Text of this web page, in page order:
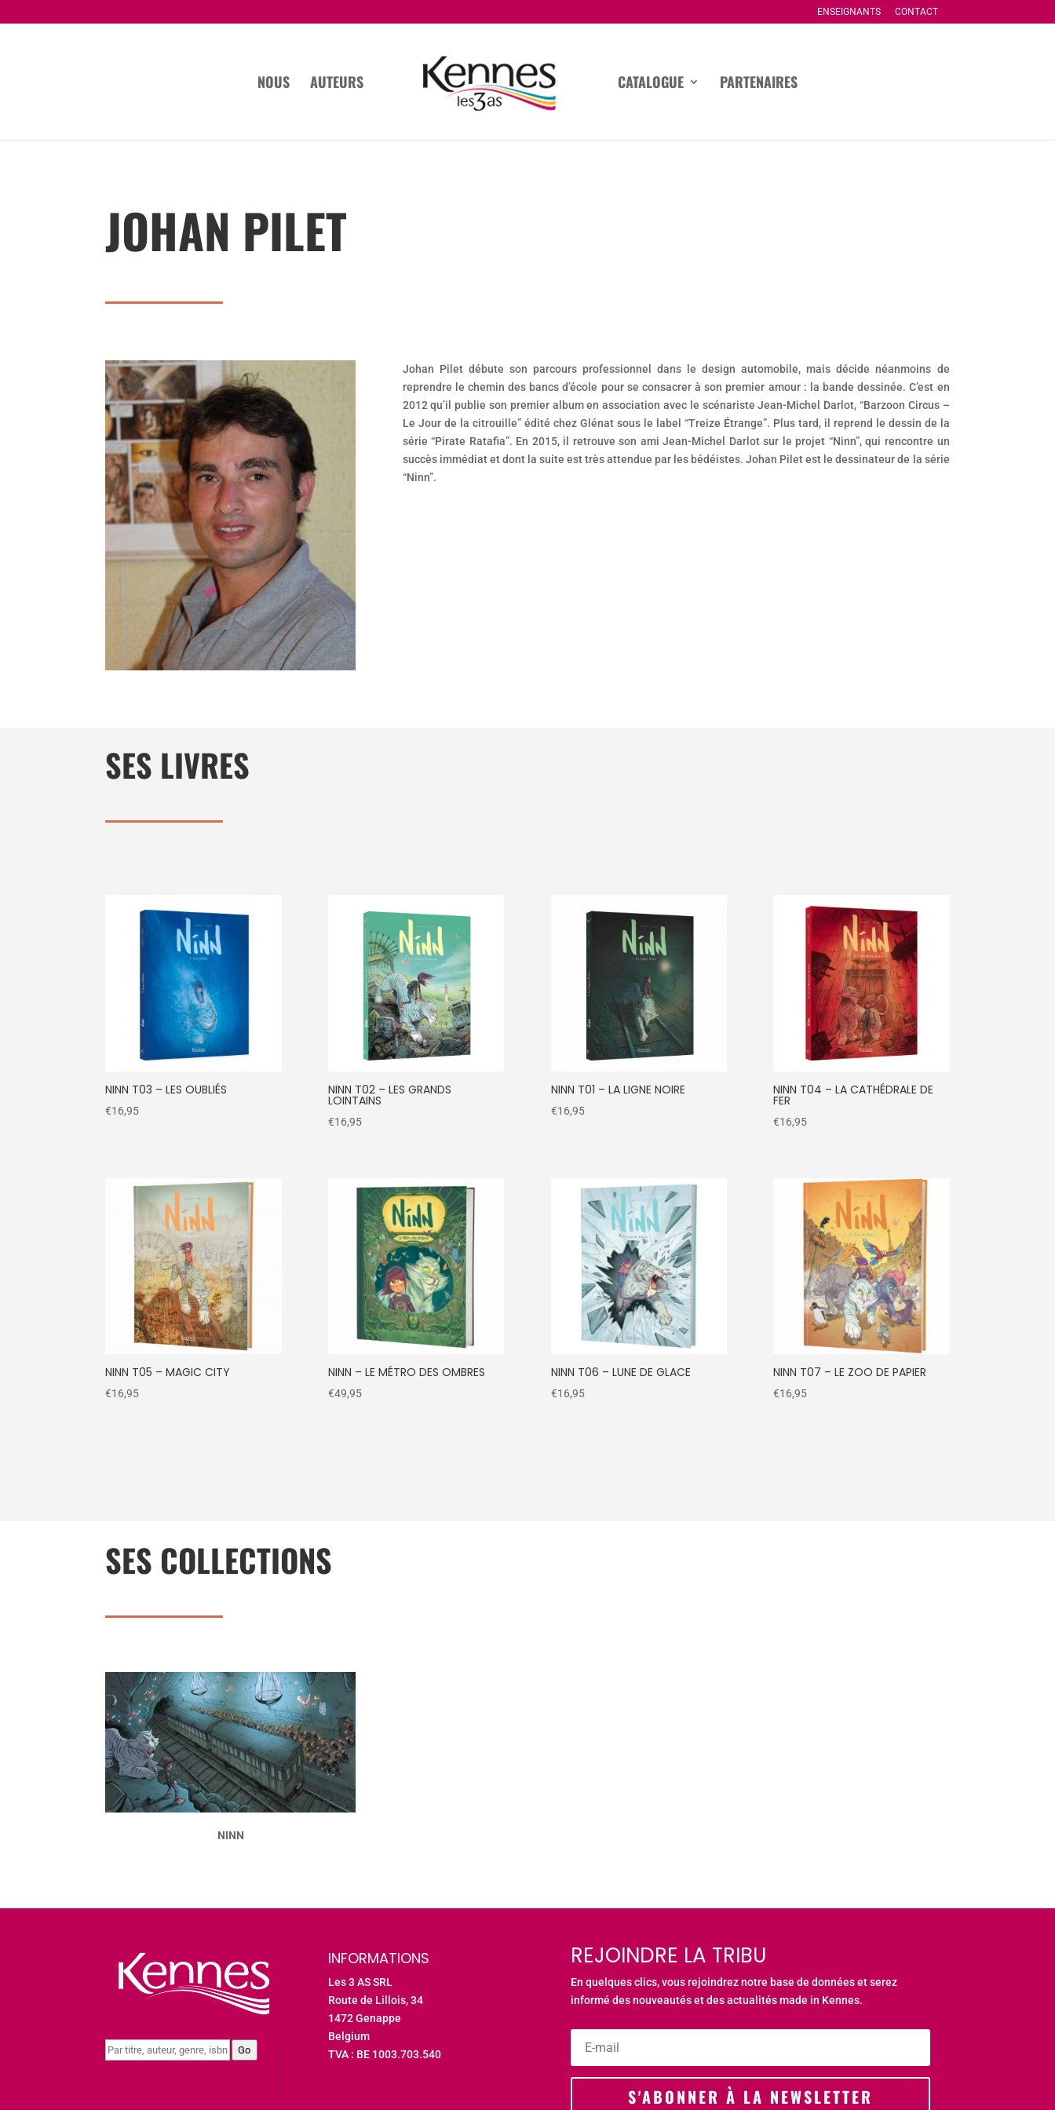
ENSEIGNANTS CONTACT
NOUS AUTEURS CATALOGUE PARTENAIRES
JOHAN PILET
Johan Pilet débute son parcours professionnel dans le design automobile, mais décide néanmoins de
reprendre le chemin des bancs d’école pour se consacrer à son premier amour : la bande dessinée. C’est en
2012 qu’il publie son premier album en association avec le scénariste Jean-Michel Darlot, “Barzoon Circus –
Le Jour de la citrouille” édité chez Glénat sous le label “Treize Étrange”. Plus tard, il reprend le dessin de la
série “Pirate Ratafia”. En 2015, il retrouve son ami Jean-Michel Darlot sur le projet “Ninn”, qui rencontre un
succès immédiat et dont la suite est très attendue par les bédéistes. Johan Pilet est le dessinateur de la série
“Ninn”.
SES LIVRES
NINN T03 – LES OUBLIÉS
€16,95
NINN T02 – LES GRANDS
LOINTAINS
€16,95
NINN T01 – LA LIGNE NOIRE
€16,95
NINN T04 – LA CATHÉDRALE DE
FER
€16,95
NINN T05 – MAGIC CITY
€16,95
NINN – LE MÉTRO DES OMBRES
€49,95
NINN T06 – LUNE DE GLACE
€16,95
NINN T07 – LE ZOO DE PAPIER
€16,95
SES COLLECTIONS
NINN
Go
INFORMATIONS
Les 3 AS SRL
Route de Lillois, 34
1472 Genappe
Belgium
TVA : BE 1003.703.540
REJOINDRE LA TRIBU
En quelques clics, vous rejoindrez notre base de données et serez
informé des nouveautés et des actualités made in Kennes.
S'ABONNER À LA NEWSLETTER